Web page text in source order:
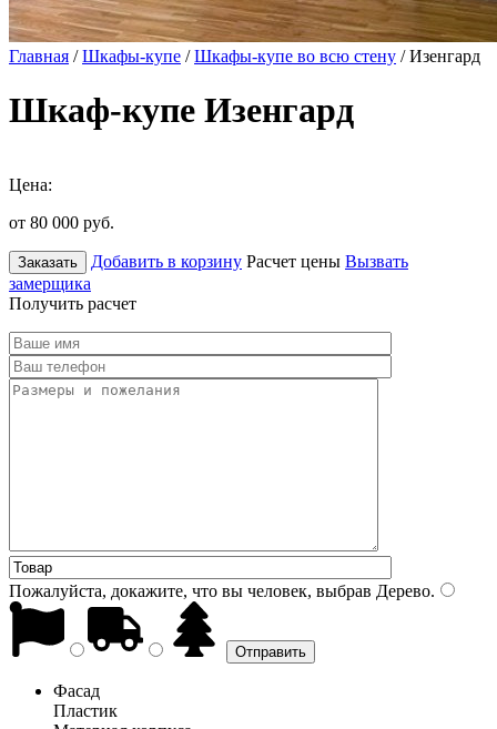
Главная /Шкафы-купе /Шкафы-купе во всю стену / Изенгард
Шкаф-купе Изенгард
Цена:
от 80 000 руб.
Заказать Добавить в корзину Расчет цены Вызвать
замерщика
Получить расчет
Пожалуйста, докажите, что вы человек, выбрав Дерево.
Фасад
Пластик